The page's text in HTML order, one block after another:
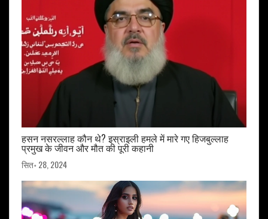
हसन नसरल्लाह कौन थे? इस्राइली हमले में मारे गए हिजबुल्लाह
प्रमुख के जीवन और मौत की पूरी कहानी
सित॰ 28, 2024